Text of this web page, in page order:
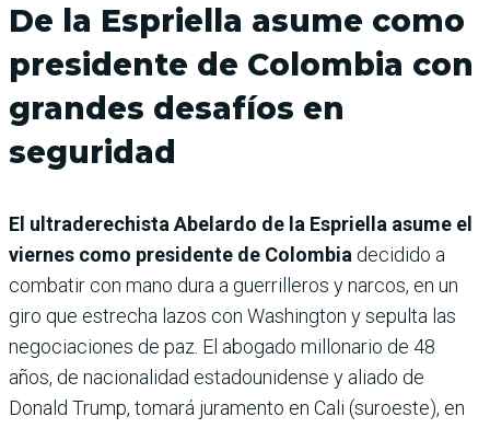
De la Espriella asume como
presidente de Colombia con
grandes desafíos en
seguridad
El ultraderechista Abelardo de la Espriella asume el
viernes como presidente de Colombia decidido a
combatir con mano dura a guerrilleros y narcos, en un
giro que estrecha lazos con Washington y sepulta las
negociaciones de paz. El abogado millonario de 48
años, de nacionalidad estadounidense y aliado de
Donald Trump, tomará juramento en Cali (suroeste), en